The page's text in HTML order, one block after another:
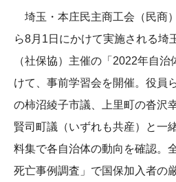
埼玉・本庄民主商工会（民商
ら8月1日にかけて実施される埼
（社保協）主催の「2022年自
けて、事前学習会を開催。役員
の柿沼綾子市議、上里町の沓沢
賢司町議（いずれも共産）と一
料集で各自治体の動向を確認。
死亡事例調査」で国保加入者の